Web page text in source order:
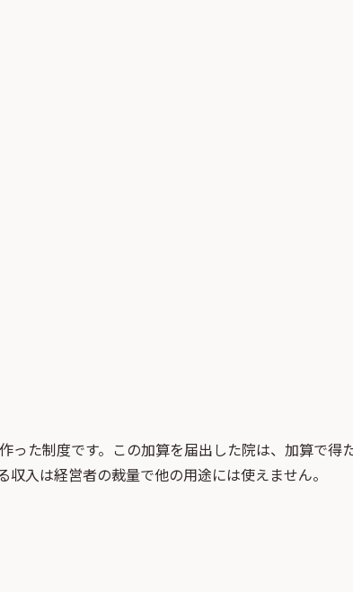
た制度です。この加算を届出した院は、加算で
入は経営者の裁量で他の用途には使えません。